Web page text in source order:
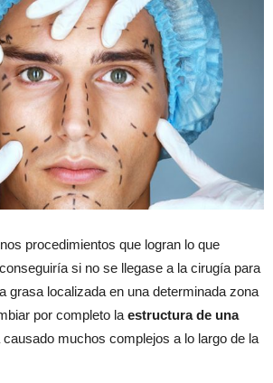
procedimientos que logran lo que
si no se llegase a la cirugía para
grasa localizada en una determinada zona
por completo la estructura de una
causado muchos complejos a lo largo de la